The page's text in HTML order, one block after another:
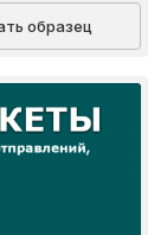
образец